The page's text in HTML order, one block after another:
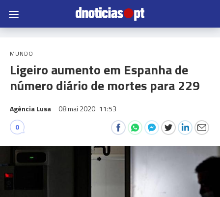
MUNDO
Ligeiro aumento em Espanha de
número diário de mortes para 229
Agência Lusa 08 mai 2020 11:53
0